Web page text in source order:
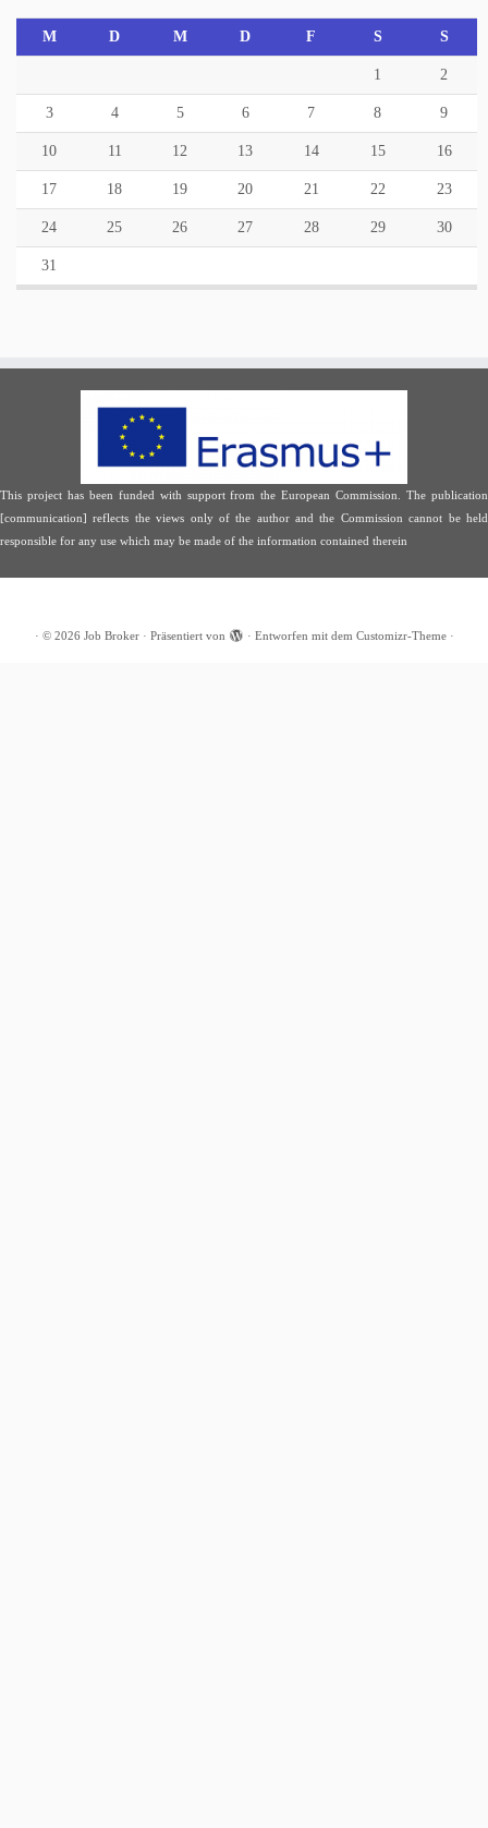
M D M D F S S
1 2
3 4 5 6 7 8 9
10 11 12 13 14 15 16
17 18 19 20 21 22 23
24 25 26 27 28 29 30
31
This project has been funded with support from the European Commission. The publication
[communication] reflects the views only of the author and the Commission cannot be held
responsible for any use which may be made of the information contained therein
· © 2026 Job Broker· Präsentiert von · Entworfen mit dem Customizr-Theme·